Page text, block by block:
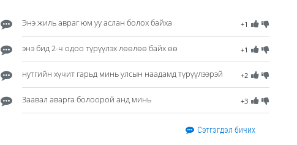
+1
Энэ жиль авраг юм уу аслан болох байха
+1
энэ бид 2-ч одоо түрүүлэх лөөлөө байх өө
+2
нутгийн хүчит гарьд минь улсын наадамд түрүүлээрэй
+3
Заавал аварга болоорой анд минь
Сэтгэгдэл бичих